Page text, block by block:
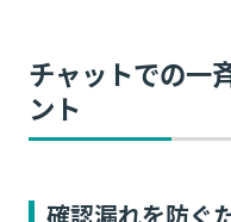
チャットでの一
ント